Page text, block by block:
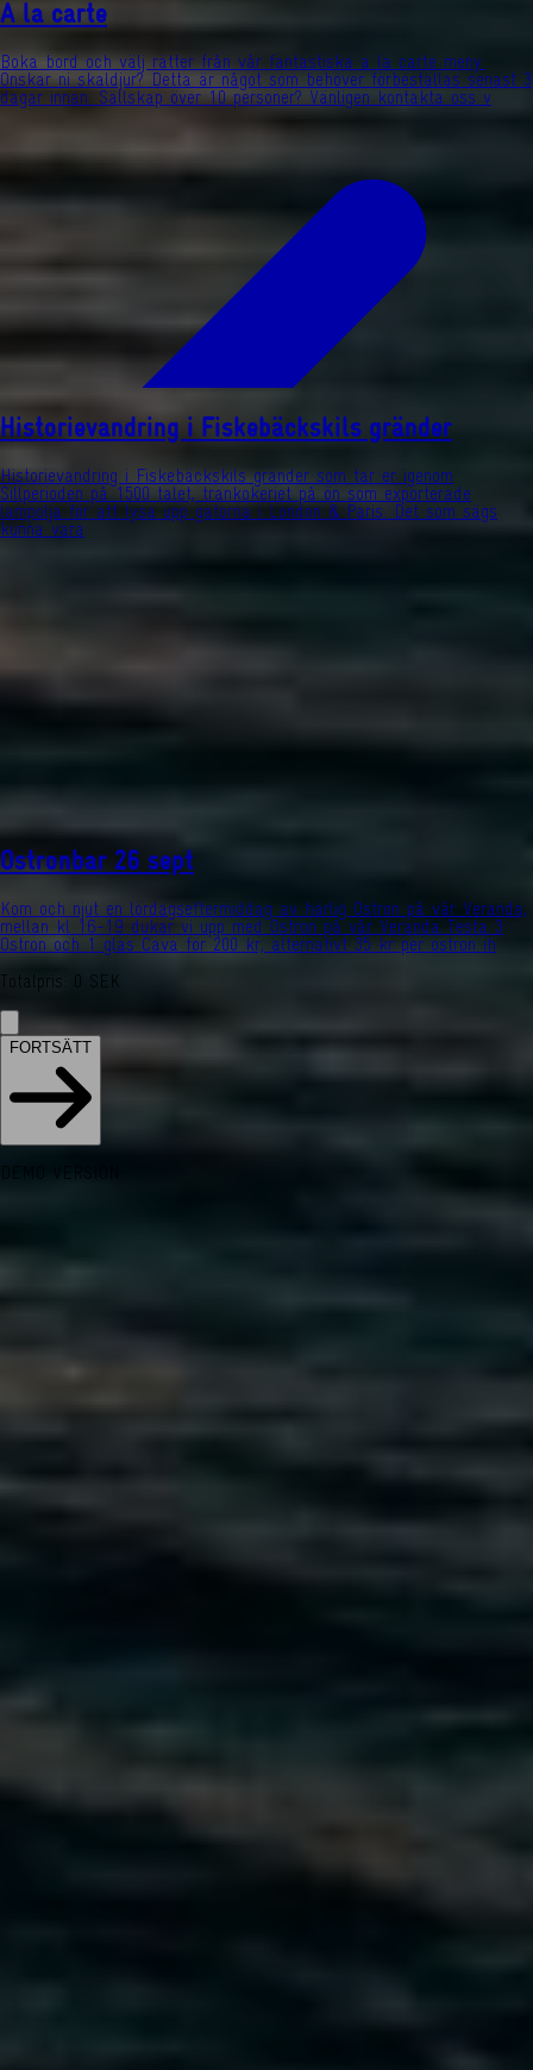
A la carte
Boka bord och välj rätter från vår fantastiska a la carte meny.
Önskar ni skaldjur? Detta är något som behöver förbeställas senast 3
dagar innan. Sällskap över 10 personer? Vänligen kontakta oss v
Historievandring i Fiskebäckskils gränder
Historievandring i Fiskebäckskils gränder som tar er igenom
Sillperioden på 1500 talet, trankokeriet på ön som exporterade
lampolja för att lysa upp gatorna i London & Paris. Det som sägs
kunna vara
Ostronbar 26 sept
Kom och njut en lördagseftermiddag av härlig Ostron på vår Veranda,
mellan kl 16-19 dukar vi upp med Ostron på vår Veranda Testa 3
Ostron och 1 glas Cava för 200 kr, alternativt 35 kr per ostron ih
Totalpris SEK
FORTSÄTT
DEMO VERSION